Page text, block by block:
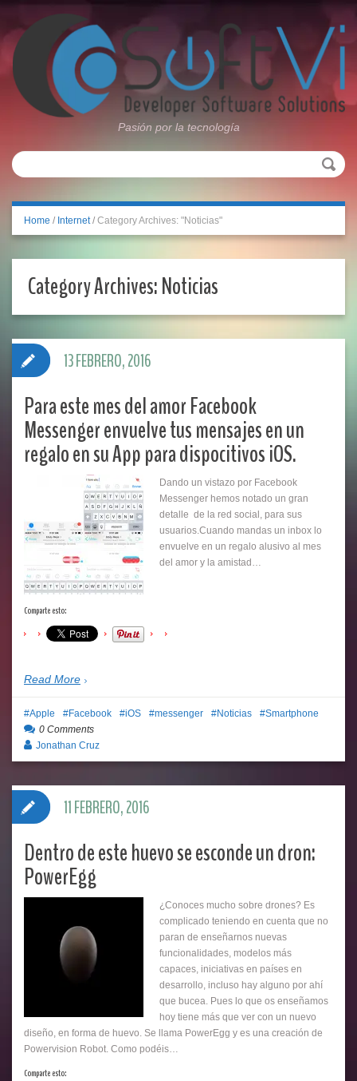
Pasión por la tecnología
Home / Internet / Category Archives: "Noticias"
Category Archives:Noticias
Para este mes del amor Facebook
Messenger envuelve tus mensajes en un
regalo en su App para dispocitivos iOS.
Dando un vistazo por Facebook
Messenger hemos notado un gran
detalle de la red social, para sus
usuarios.Cuando mandas un inbox lo
envuelve en un regalo alusivo al mes
del amor y la amistad…
Comparte esto:
Read More
13 FEBRERO, 2016
Apple Facebook iOS messenger Noticias
Smartphone
0 Comments
Jonathan Cruz
Dentro de este huevo se esconde un dron:
PowerEgg
¿Conoces mucho sobre drones? Es
complicado teniendo en cuenta que no
paran de enseñarnos nuevas
funcionalidades, modelos más
capaces, iniciativas en países en
desarrollo, incluso hay alguno por ahí
que bucea. Pues lo que os enseñamos
hoy tiene más que ver con un nuevo
diseño, en forma de huevo. Se llama PowerEgg y es una creación de
Powervision Robot. Como podéis…
Comparte esto:
11 FEBRERO, 2016